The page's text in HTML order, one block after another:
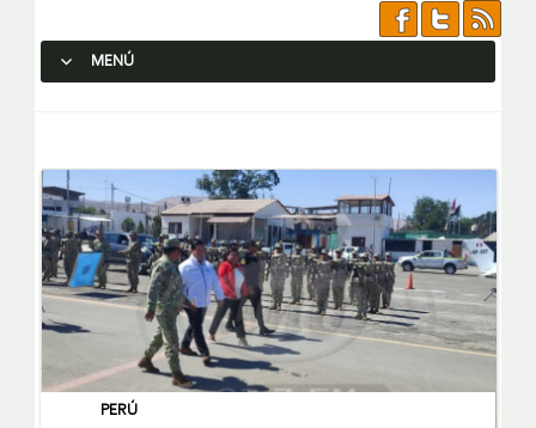
MENÚ
PERÚ